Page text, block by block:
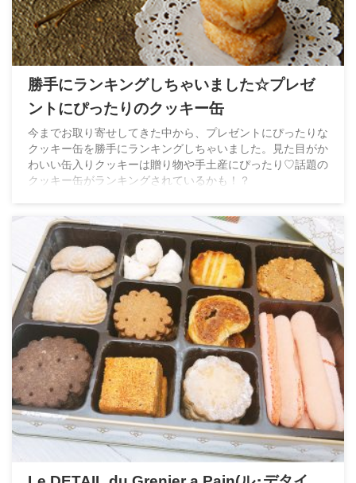
勝手にランキングしちゃいました☆プレゼ
ントにぴったりのクッキー缶
今までお取り寄せしてきた中から、プレゼントにぴったりな
クッキー缶を勝手にランキングしちゃいました。見た目がか
わいい缶入りクッキーは贈り物や手土産にぴったり♡話題の
クッキー缶がランキングされているかも！？